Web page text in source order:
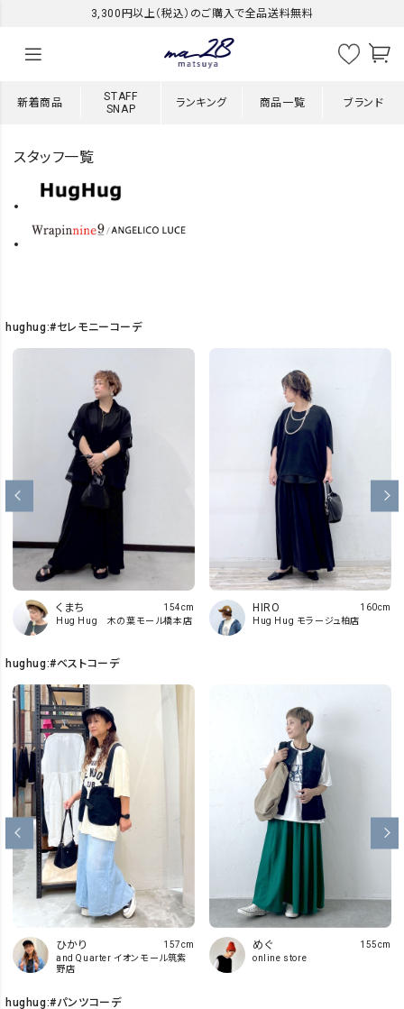
3,300円以上（税込）のご購入で全品送料無料
新着商品
STAFF
SNAP
ランキング 商品一覧 ブランド
スタッフ一覧
hughug:#セレモニーコーデ
くまち
Hug Hug 木の葉モール橋本店
154cm HIRO
Hug Hug モラージュ柏店
160cm
hughug:#ベストコーデ
ひかり
and Quarter イオンモール筑紫
野店
157cm めぐ
online store
155cm
hughug:#パンツコーデ